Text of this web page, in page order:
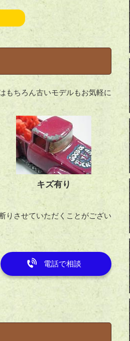
もちろん古いモデルもお気軽に
キズ有り
りさせていただくことがござい
電話で相談